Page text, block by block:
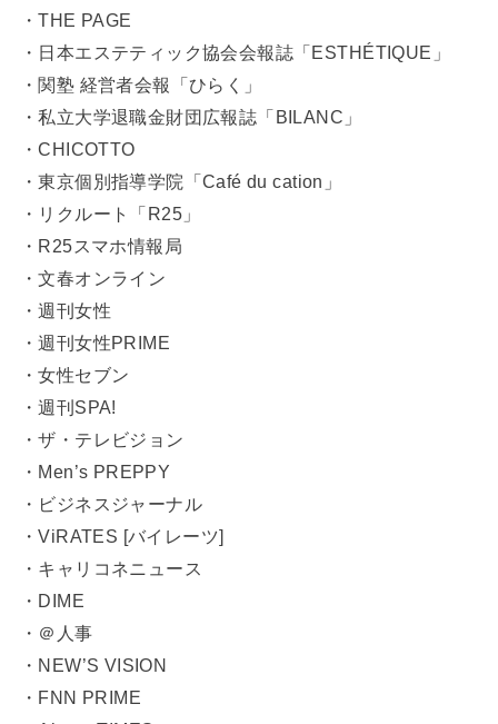
・THE PAGE
・日本エステティック協会会報誌「ESTHÉTIQUE」
・関塾 経営者会報「ひらく」
・私立大学退職金財団広報誌「BILANC」
・CHICOTTO
・東京個別指導学院「Café du cation」
・リクルート「R25」
・R25スマホ情報局
・文春オンライン
・週刊女性
・週刊女性PRIME
・女性セブン
・週刊SPA!
・ザ・テレビジョン
・Men’s PREPPY
・ビジネスジャーナル
・ViRATES [バイレーツ]
・キャリコネニュース
・DIME
・＠人事
・NEW’S VISION
・FNN PRIME